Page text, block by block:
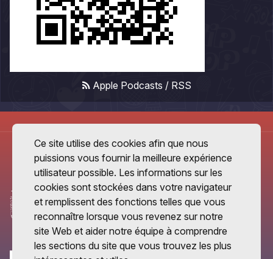
Apple Podcasts / RSS
Ce site utilise des cookies afin que nous
puissions vous fournir la meilleure expérience
utilisateur possible. Les informations sur les
cookies sont stockées dans votre navigateur
et remplissent des fonctions telles que vous
reconnaître lorsque vous revenez sur notre
site Web et aider notre équipe à comprendre
les sections du site que vous trouvez les plus